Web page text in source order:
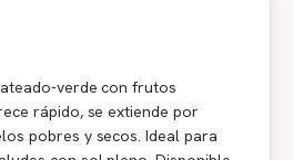
verde con frutos
rápido, se extiende por
pobres y secos. Ideal para